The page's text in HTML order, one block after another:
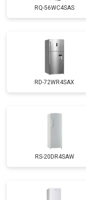
RQ-56WC4SAS
RD-72WR4SAX
RS-20DR4SAW